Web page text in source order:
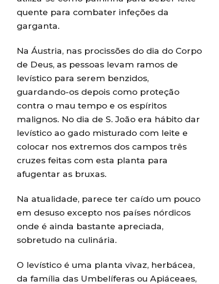
quente para combater infeções da
garganta.
Na Áustria, nas procissões do dia do Corpo
de Deus, as pessoas levam ramos de
levístico para serem benzidos,
guardando-os depois como proteção
contra o mau tempo e os espíritos
malignos. No dia de S. João era hábito dar
levístico ao gado misturado com leite e
colocar nos extremos dos campos três
cruzes feitas com esta planta para
afugentar as bruxas.
Na atualidade, parece ter caído um pouco
em desuso excepto nos países nórdicos
onde é ainda bastante apreciada,
sobretudo na culinária.
O levístico é uma planta vivaz, herbácea,
da família das Umbelíferas ou Apiáceaes,